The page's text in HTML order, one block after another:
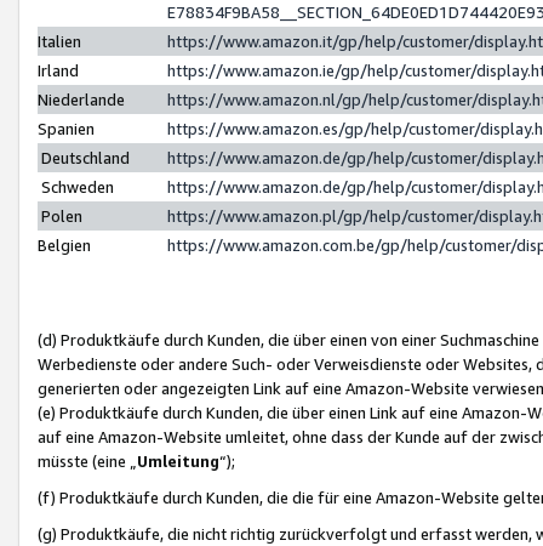
Italien
https://www.amazon.it/gp/help/customer/
Irland
https://www.amazon.ie/gp/help/customer/
Niederlande
https://www.amazon.nl/gp/help/customer/
Spanien
https://www.amazon.es/gp/help/customer/
Deutschland
https://www.amazon.de/gp/help/customer/
Schweden
https://www.amazon.de/gp/help/customer/
Polen
https://www.amazon.pl/gp/help/customer/
Belgien
https://www.amazon.com.be/gp/help/customer/
(d) Produktkäufe durch Kunden, die über einen von einer
Werbedienste oder andere Such- oder Verweisdienste oder Websites,
generierten oder angezeigten Link auf eine Amazon-Website
(e) Produktkäufe durch Kunden, die über einen Link auf eine
auf eine Amazon-Website umleitet, ohne dass der Kunde auf der
müsste (eine „ Umleitung“);
(f) Produktkäufe durch Kunden, die die für eine Amazon-Website
(g) Produktkäufe, die nicht richtig zurückverfolgt und erfasst werden,